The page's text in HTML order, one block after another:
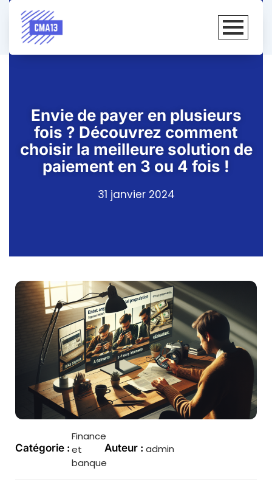
Envie de payer en plusieurs
fois ? Découvrez comment
choisir la meilleure solution de
paiement en 3 ou 4 fois !
31 janvier 2024
Catégorie :
Finance
et
banque
Auteur : admin